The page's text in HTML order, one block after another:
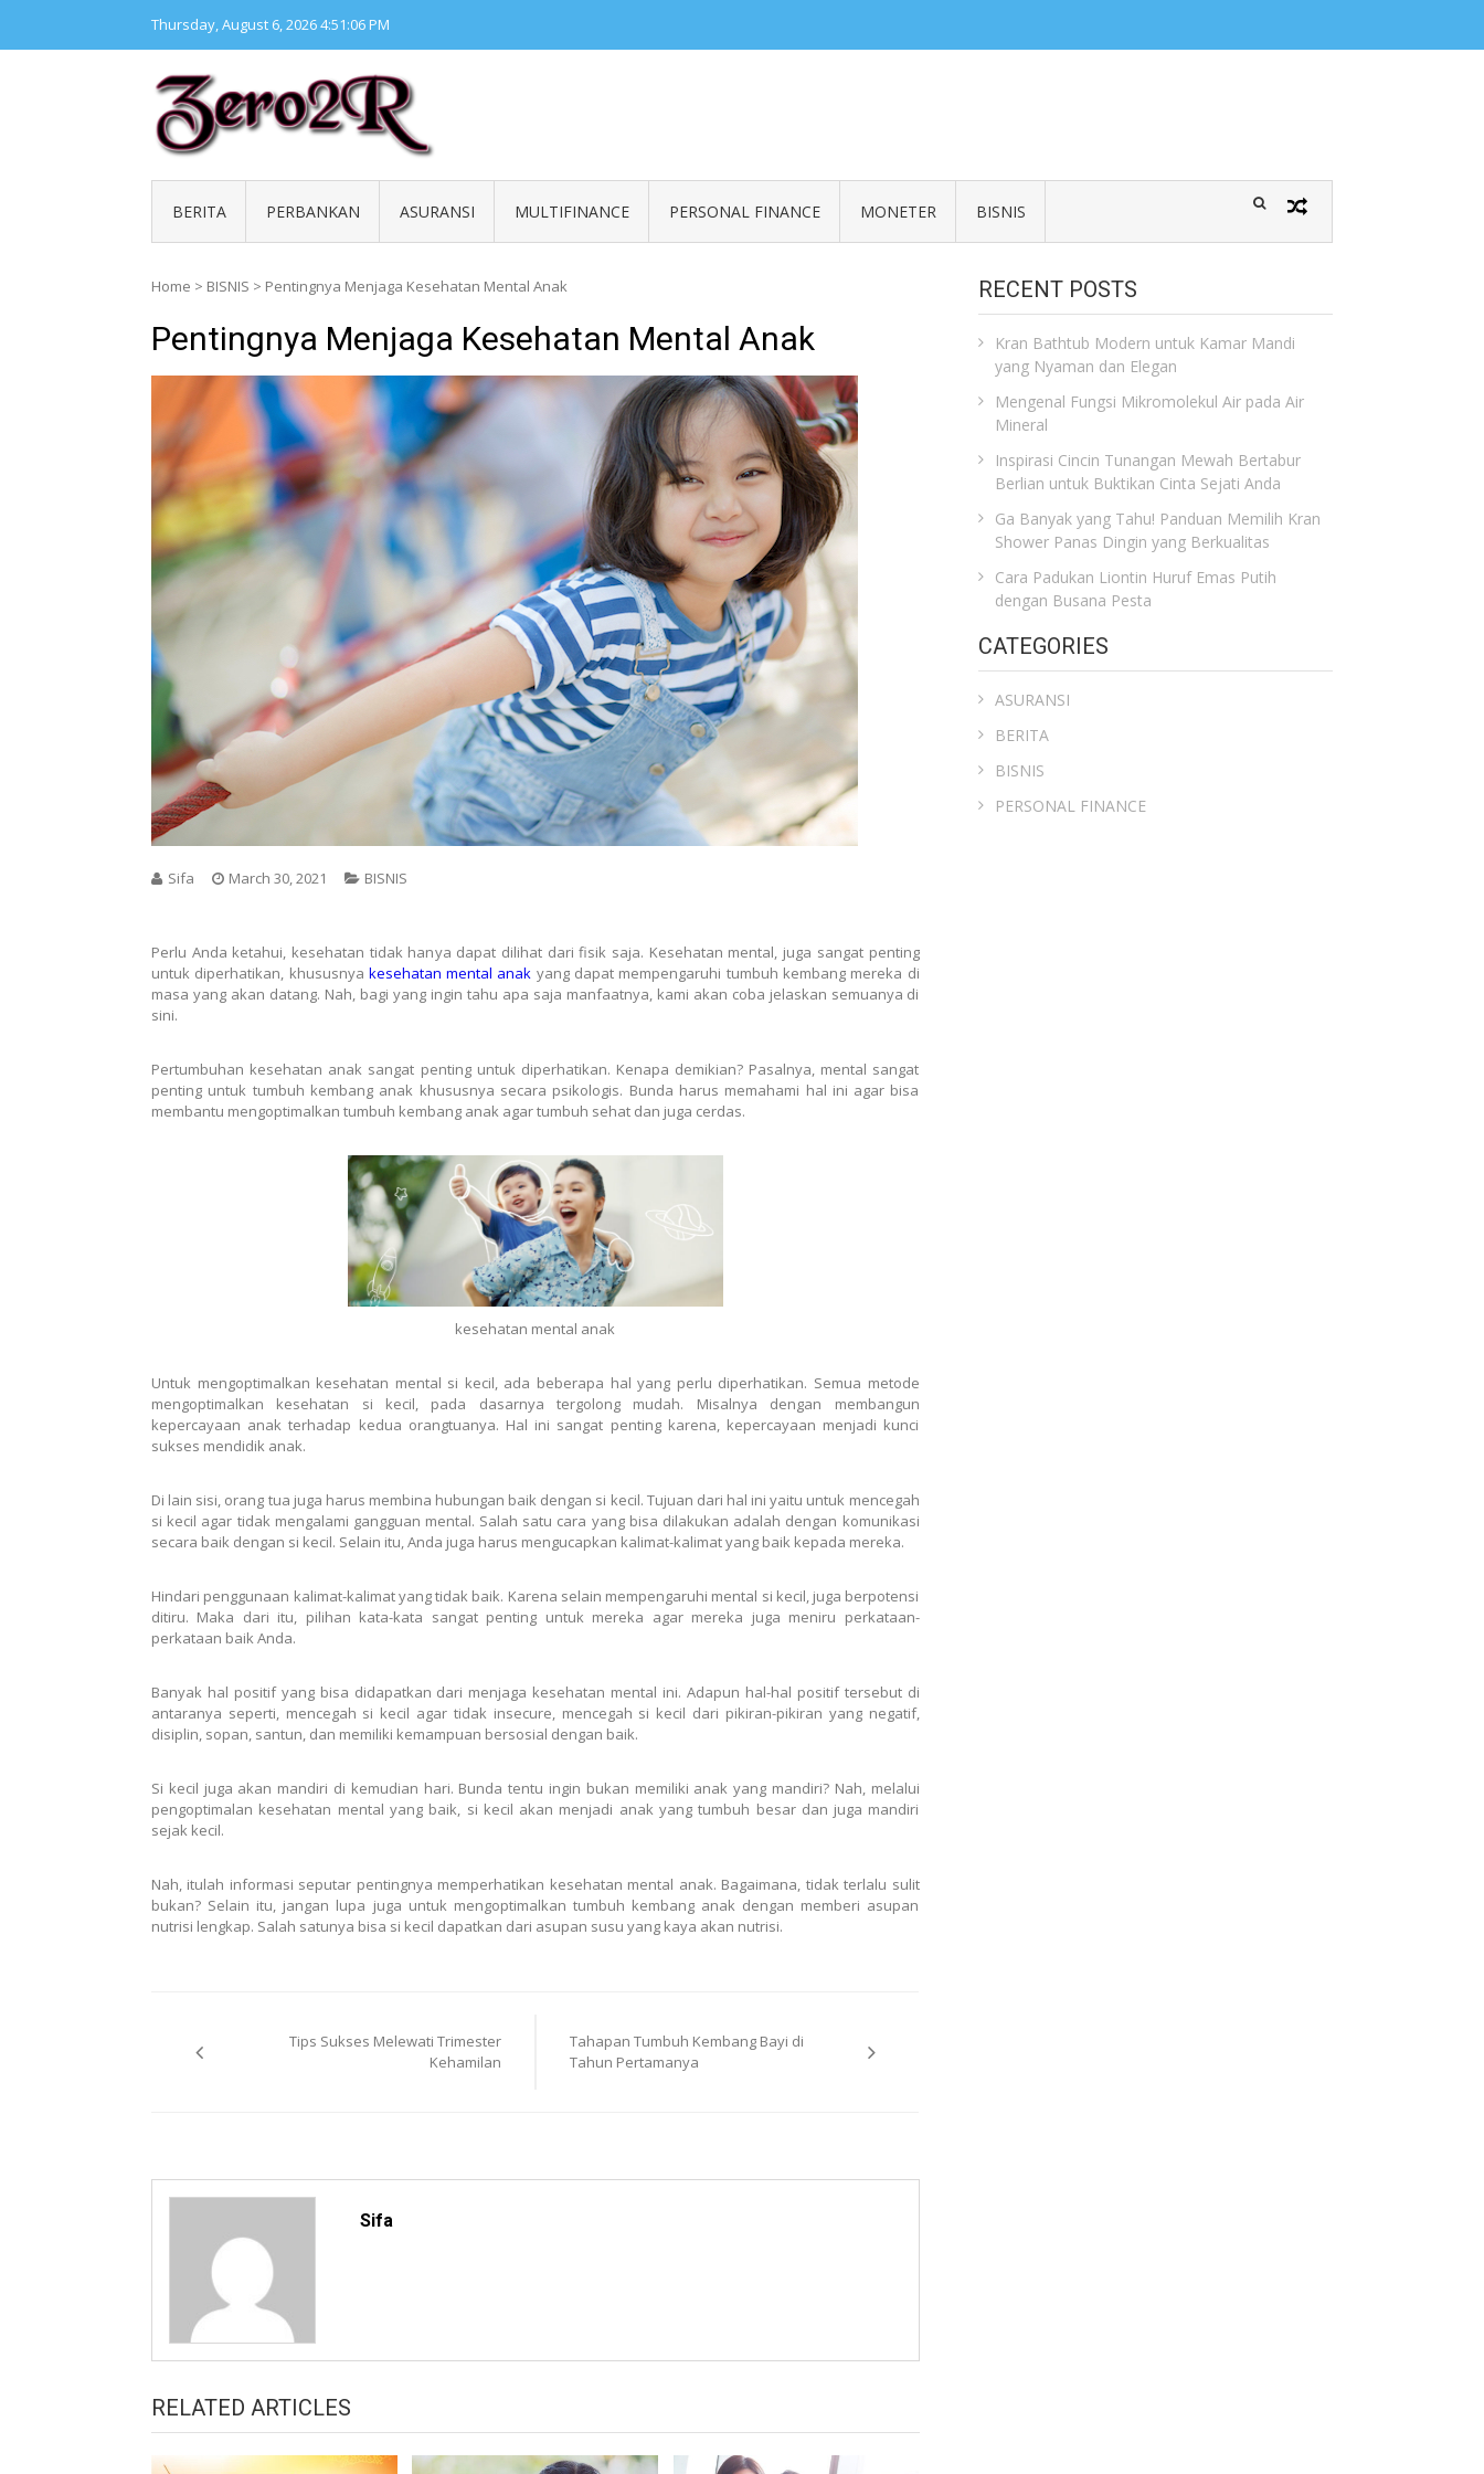
content
Thursday, August 6, 20264:51:06 PM
BERITA PERBANKAN ASURANSI MULTIFINANCE PERSONAL FINANCE MONETER BISNIS
Home > BISNIS > Pentingnya Menjaga Kesehatan Mental Anak
Pentingnya Menjaga Kesehatan Mental Anak
Sifa March 30, 2021 BISNIS
Perlu Anda ketahui, kesehatan tidak hanya dapat dilihat dari fisik saja. Kesehatan mental, juga sangat penting
untuk diperhatikan, khususnya kesehatan mental anak yang dapat mempengaruhi tumbuh kembang mereka di
masa yang akan datang. Nah, bagi yang ingin tahu apa saja manfaatnya, kami akan coba jelaskan semuanya di
sini.
Pertumbuhan kesehatan anak sangat penting untuk diperhatikan. Kenapa demikian? Pasalnya, mental sangat
penting untuk tumbuh kembang anak khususnya secara psikologis. Bunda harus memahami hal ini agar bisa
membantu mengoptimalkan tumbuh kembang anak agar tumbuh sehat dan juga cerdas.
kesehatan mental anak
Untuk mengoptimalkan kesehatan mental si kecil, ada beberapa hal yang perlu diperhatikan. Semua metode
mengoptimalkan kesehatan si kecil, pada dasarnya tergolong mudah. Misalnya dengan membangun
kepercayaan anak terhadap kedua orangtuanya. Hal ini sangat penting karena, kepercayaan menjadi kunci
sukses mendidik anak.
Di lain sisi, orang tua juga harus membina hubungan baik dengan si kecil. Tujuan dari hal ini yaitu untuk mencegah
si kecil agar tidak mengalami gangguan mental. Salah satu cara yang bisa dilakukan adalah dengan komunikasi
secara baik dengan si kecil. Selain itu, Anda juga harus mengucapkan kalimat-kalimat yang baik kepada mereka.
Hindari penggunaan kalimat-kalimat yang tidak baik. Karena selain mempengaruhi mental si kecil, juga berpotensi
ditiru. Maka dari itu, pilihan kata-kata sangat penting untuk mereka agar mereka juga meniru perkataan-
perkataan baik Anda.
Banyak hal positif yang bisa didapatkan dari menjaga kesehatan mental ini. Adapun hal-hal positif tersebut di
antaranya seperti, mencegah si kecil agar tidak insecure, mencegah si kecil dari pikiran-pikiran yang negatif,
disiplin, sopan, santun, dan memiliki kemampuan bersosial dengan baik.
Si kecil juga akan mandiri di kemudian hari. Bunda tentu ingin bukan memiliki anak yang mandiri? Nah, melalui
pengoptimalan kesehatan mental yang baik, si kecil akan menjadi anak yang tumbuh besar dan juga mandiri
sejak kecil.
Nah, itulah informasi seputar pentingnya memperhatikan kesehatan mental anak. Bagaimana, tidak terlalu sulit
bukan? Selain itu, jangan lupa juga untuk mengoptimalkan tumbuh kembang anak dengan memberi asupan
nutrisi lengkap. Salah satunya bisa si kecil dapatkan dari asupan susu yang kaya akan nutrisi.
navigationTips Sukses Melewati Trimester
Kehamilan
Tahapan Tumbuh Kembang Bayi di
Tahun Pertamanya
Sifa
RELATED ARTICLES
RECENT POSTS
Kran Bathtub Modern untuk Kamar Mandi
yang Nyaman dan Elegan
Mengenal Fungsi Mikromolekul Air pada Air
Mineral
Inspirasi Cincin Tunangan Mewah Bertabur
Berlian untuk Buktikan Cinta Sejati Anda
Ga Banyak yang Tahu! Panduan Memilih Kran
Shower Panas Dingin yang Berkualitas
Cara Padukan Liontin Huruf Emas Putih
dengan Busana Pesta
CATEGORIES
ASURANSI
BERITA
BISNIS
PERSONAL FINANCE